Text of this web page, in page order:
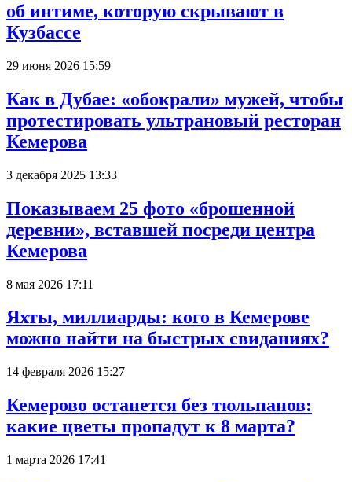
об интиме, которую скрывают в
Кузбассе
29 июня 2026 15:59
Как в Дубае: «обокрали» мужей, чтобы
протестировать ультрановый ресторан
Кемерова
3 декабря 2025 13:33
Показываем 25 фото «брошенной
деревни», вставшей посреди центра
Кемерова
8 мая 2026 17:11
Яхты, миллиарды: кого в Кемерове
можно найти на быстрых свиданиях?
14 февраля 2026 15:27
Кемерово останется без тюльпанов:
какие цветы пропадут к 8 марта?
1 марта 2026 17:41